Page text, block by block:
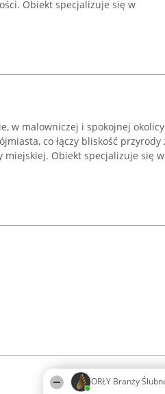
ORŁY Branży
Obiekt specjalizuje się w
w malowniczej i spokojnej okolicy
co łączy bliskość przyrody
Obiekt specjalizuje się w